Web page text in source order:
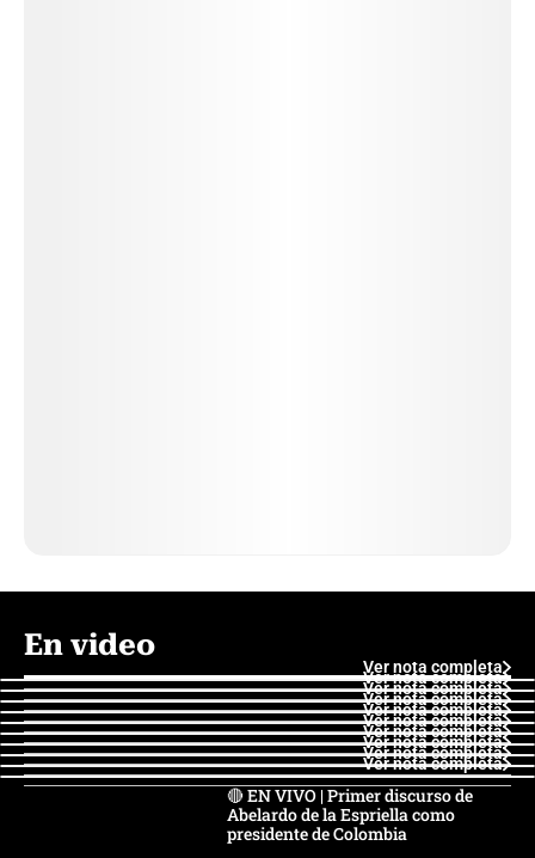
En video
Ver nota completa
Ver nota completa
Ver nota completa
Ver nota completa
Ver nota completa
Ver nota completa
Ver nota completa
Ver nota completa
Ver nota completa
Ver nota completa
🔴 EN VIVO | Primer discurso de
Abelardo de la Espriella como
presidente de Colombia